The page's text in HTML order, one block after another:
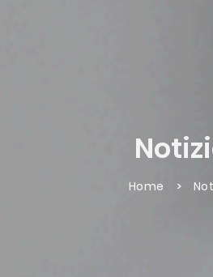
Home